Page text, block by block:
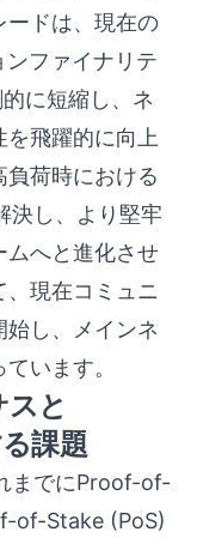
ードは、現在の
ファイナリテ
に短縮し、ネ
を飛躍的に向上
荷時における
決し、より堅牢
ムへと進化させ
現在コミュニ
し、メインネ
います。
と
課題
までにProof-of-
of-Stake (PoS)